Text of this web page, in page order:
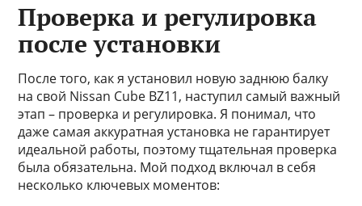
Проверка и регулировка
после установки
После того, как я установил новую заднюю балку
на свой Nissan Cube BZ11, наступил самый важный
этап – проверка и регулировка. Я понимал, что
даже самая аккуратная установка не гарантирует
идеальной работы, поэтому тщательная проверка
была обязательна. Мой подход включал в себя
несколько ключевых моментов: